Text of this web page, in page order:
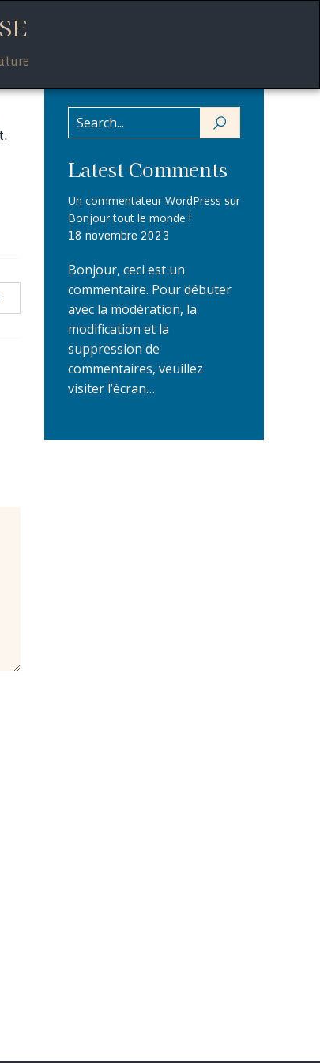
Latest Comments
Un commentateur WordPress sur
Bonjour tout le monde !
18 novembre 2023
Bonjour, ceci est un
commentaire. Pour débuter
avec la modération, la
modification et la
suppression de
commentaires, veuillez
visiter l’écran…